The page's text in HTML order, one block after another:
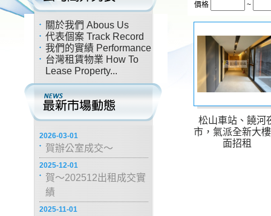
關於我們 Abous Us
代表個案 Track Record
我們的實績 Performance
台灣租賃物業 How To
Lease Property...
2026-03-01
賀辦公室成交～
2025-12-01
賀～202512出租成交實
績
2025-11-01
價格
~
松山車站、饒河
市，氣派全新大
面招租